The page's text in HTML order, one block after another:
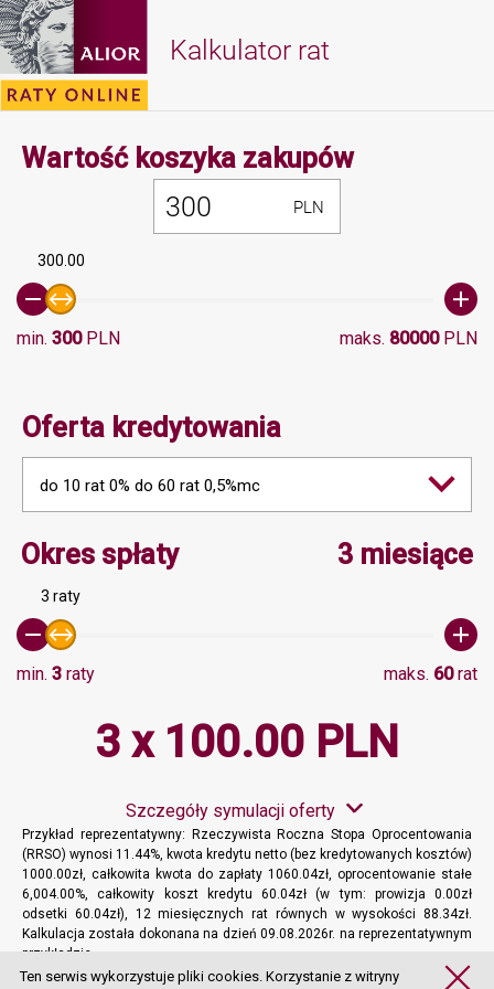
Kalkulator rat
Wartość koszyka zakupówMinimalna
PLN
300.00
min. 300PLN maks. 80000PLN
Oferta kredytowania
do 10 rat 0% do 60 rat 0,5%mc
Okres spłatyMinimalna wartość 3,
3 miesiące
3 raty
min. 3 raty maks. 60rat
3 x 100.00 PLN
Szczegóły symulacji oferty
Przykład reprezentatywny: Rzeczywista Roczna Stopa Oprocentowania
(RRSO) wynosi 11.44%, kwota kredytu netto (bez kredytowanych kosztów)
1000.00zł, całkowita kwota do zapłaty 1060.04zł, oprocentowanie stałe
6,004.00%, całkowity koszt kredytu 60.04zł (w tym: prowizja 0.00zł
odsetki 60.04zł), 12 miesięcznych rat równych w wysokości 88.34zł.
Kalkulacja została dokonana na dzień 09.08.2026r. na reprezentatywnym
przykładzie.
Więcej informacji
Ten serwis wykorzystuje pliki cookies. Korzystanie z witryny